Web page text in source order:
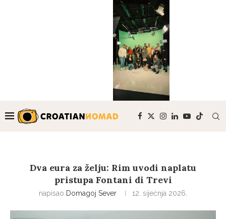
Dva eura za želju: Rim uvodi naplatu
pristupa Fontani di Trevi
napisao Domagoj Sever 12. siječnja 2026.